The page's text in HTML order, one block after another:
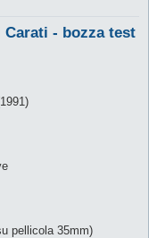
Carati - bozza test
pellicola 35mm)